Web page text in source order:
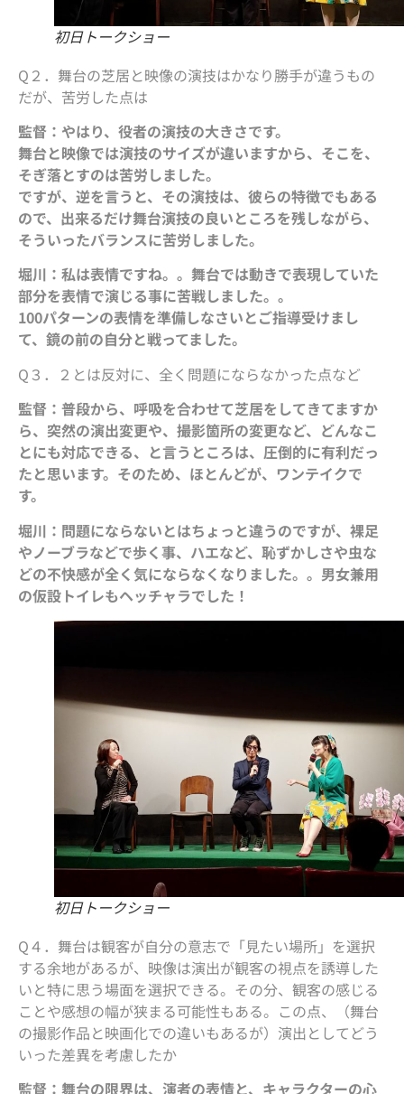
初日トークショー
Q２．舞台の芝居と映像の演技はかなり勝手が違うもの
だが、苦労した点は
監督：やはり、役者の演技の大きさです。
舞台と映像では演技のサイズが違いますから、そこを、
そぎ落とすのは苦労しました。
ですが、逆を言うと、その演技は、彼らの特徴でもある
ので、出来るだけ舞台演技の良いところを残しながら、
そういったバランスに苦労しました。
堀川：私は表情ですね。。舞台では動きで表現していた
部分を表情で演じる事に苦戦しました。。
100パターンの表情を準備しなさいとご指導受けまし
て、鏡の前の自分と戦ってました。
Q３．２とは反対に、全く問題にならなかった点など
監督：普段から、呼吸を合わせて芝居をしてきてますか
ら、突然の演出変更や、撮影箇所の変更など、どんなこ
とにも対応できる、と言うところは、圧倒的に有利だっ
たと思います。そのため、ほとんどが、ワンテイクで
す。
堀川：問題にならないとはちょっと違うのですが、裸足
やノーブラなどで歩く事、ハエなど、恥ずかしさや虫な
どの不快感が全く気にならなくなりました。。男女兼用
の仮設トイレもヘッチャラでした！
初日トークショー
Q４．舞台は観客が自分の意志で「見たい場所」を選択
する余地があるが、映像は演出が観客の視点を誘導した
いと特に思う場面を選択できる。その分、観客の感じる
ことや感想の幅が狭まる可能性もある。この点、（舞台
の撮影作品と映画化での違いもあるが）演出としてどう
いった差異を考慮したか
監督：舞台の限界は、演者の表情と、キャラクターの心